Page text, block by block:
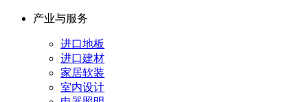
产业与服务
进口地板
进口建材
家居软装
室内设计